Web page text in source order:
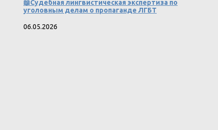
📖Судебная лингвистическая экспертиза по
уголовным делам о пропаганде ЛГБТ
06.05.2026